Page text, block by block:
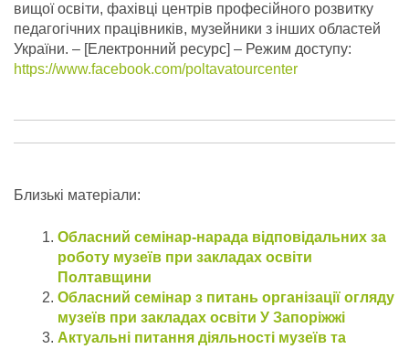
вищої освіти, фахівці центрів професійного розвитку
педагогічних працівників, музейники з інших областей
України. – [Електронний ресурс] – Режим доступу:
https://www.facebook.com/poltavatourcenter
Близькі матеріали:
Обласний семінар-нарада відповідальних за
роботу музеїв при закладах освіти
Полтавщини
Обласний семінар з питань організації огляду
музеїв при закладах освіти У Запоріжжі
Актуальні питання діяльності музеїв та